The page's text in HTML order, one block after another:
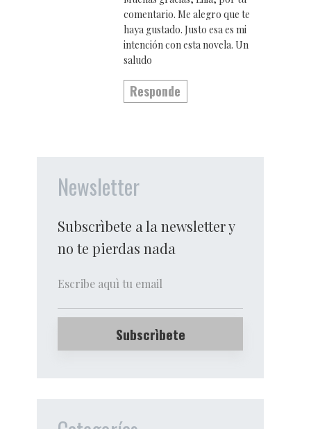
comentario. Me alegro que te
haya gustado. Justo esa es mi
intención con esta novela. Un
saludo
Responde
Newsletter
Subscrìbete a la newsletter y
no te pierdas nada